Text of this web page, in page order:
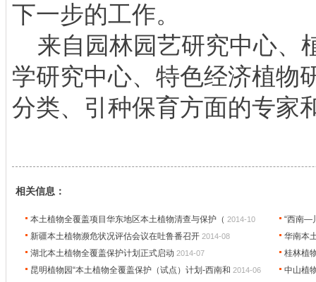
下一步的工作。
来自园林园艺研究中心、
学研究中心、特色经济植物
分类、引种保育方面的专家
相关信息：
本土植物全覆盖项目华东地区本土植物清查与保护（ 2014-10
“西南—
新疆本土植物濒危状况评估会议在吐鲁番召开 2014-08
华南本
湖北本土植物全覆盖保护计划正式启动 2014-07
桂林植
昆明植物园“本土植物全覆盖保护（试点）计划-西南和 2014-06 中山植